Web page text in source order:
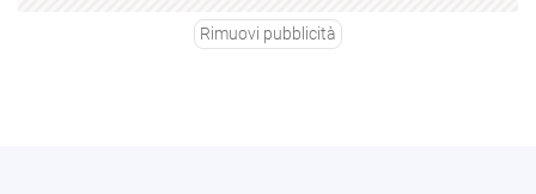
Rimuovi pubblicità